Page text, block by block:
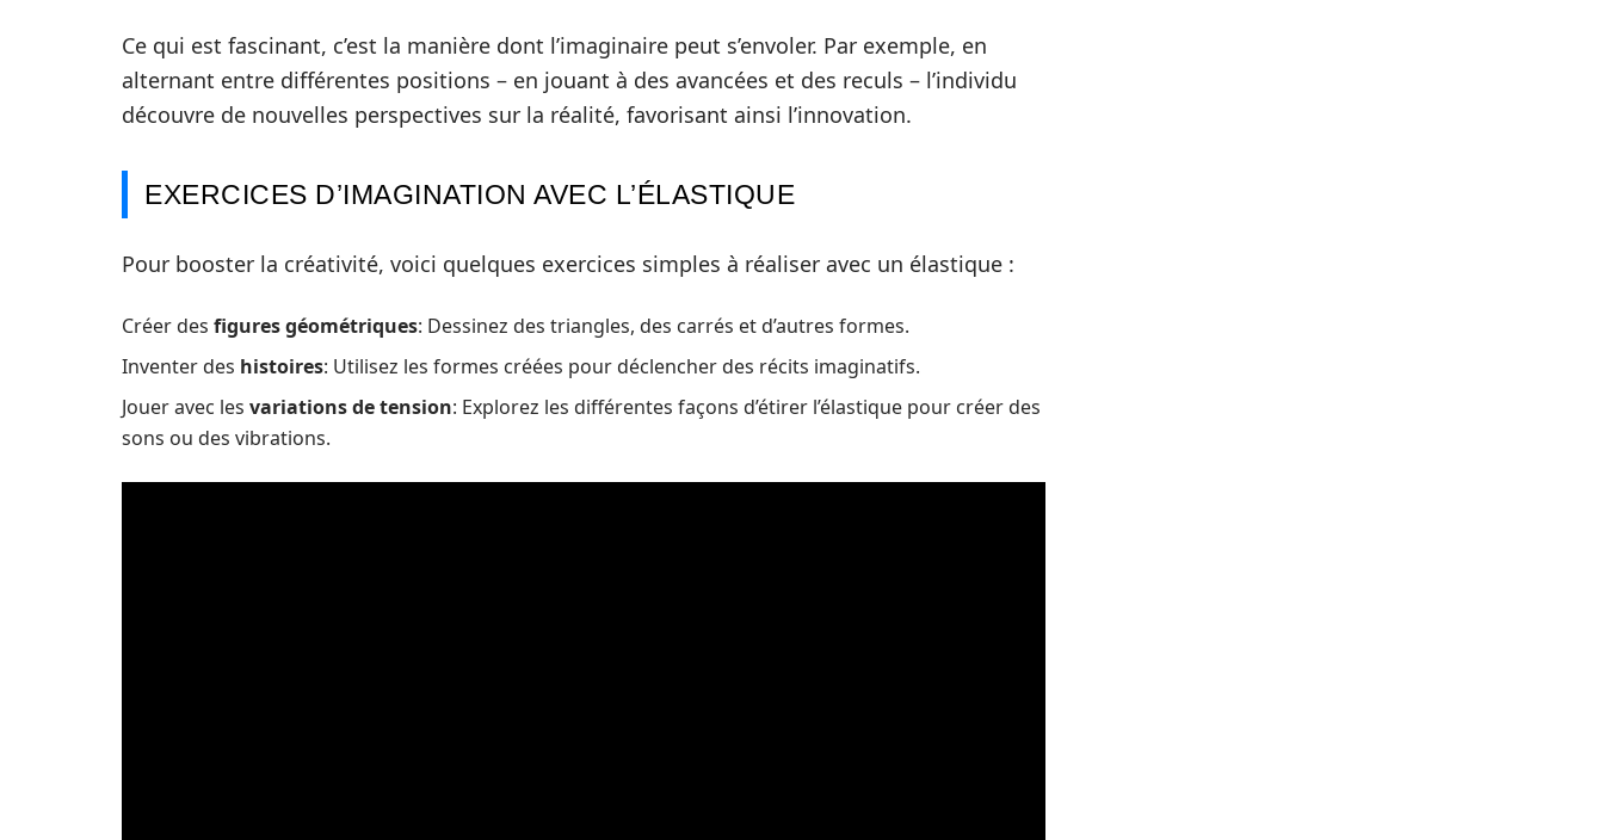
Ce qui est fascinant, c’est la manière dont l’imaginaire peut s’envoler. Par exemple, en
alternant entre différentes positions – en jouant à des avancées et des reculs – l’individu
découvre de nouvelles perspectives sur la réalité, favorisant ainsi l’innovation.
EXERCICES D’IMAGINATION AVEC L’ÉLASTIQUE
Pour booster la créativité, voici quelques exercices simples à réaliser avec un élastique :
Créer des figures géométriques: Dessinez des triangles, des carrés et d’autres formes.
Inventer des histoires: Utilisez les formes créées pour déclencher des récits imaginatifs.
Jouer avec les variations de tension: Explorez les différentes façons d’étirer l’élastique pour créer des
sons ou des vibrations.